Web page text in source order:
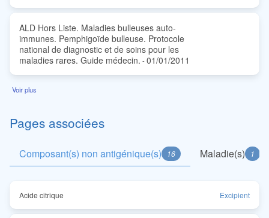
ALD Hors Liste. Maladies bulleuses auto-
immunes. Pemphigoïde bulleuse. Protocole
national de diagnostic et de soins pour les
maladies rares. Guide médecin. -01/01/2011
Voir plus
Pages associées
Composant(s) non antigénique(s) 16 Maladie(s) 1
Acide citrique Excipient